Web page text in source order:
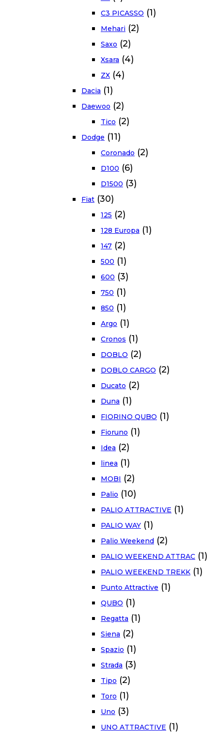
C3 PICASSO (1)
Mehari (2)
Saxo (2)
Xsara (4)
ZX (4)
Dacia (1)
Daewoo (2)
Tico (2)
Dodge (11)
Coronado (2)
D100 (6)
D1500 (3)
Fiat (30)
125 (2)
128 Europa (1)
147 (2)
500 (1)
600 (3)
750 (1)
850 (1)
Argo (1)
Cronos (1)
DOBLO (2)
DOBLO CARGO (2)
Ducato (2)
Duna (1)
FIORINO QUBO (1)
Fioruno (1)
Idea (2)
linea (1)
MOBI (2)
Palio (10)
PALIO ATTRACTIVE (1)
PALIO WAY (1)
Palio Weekend (2)
PALIO WEEKEND ATTRAC (1)
PALIO WEEKEND TREKK (1)
Punto Attractive (1)
QUBO (1)
Regatta (1)
Siena (2)
Spazio (1)
Strada (3)
Tipo (2)
Toro (1)
Uno (3)
UNO ATTRACTIVE (1)